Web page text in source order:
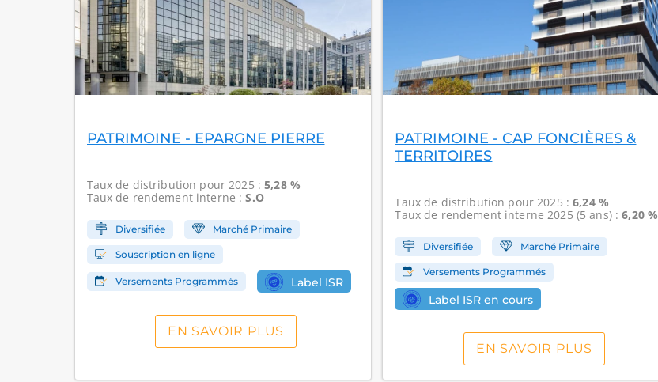
PATRIMOINE - EPARGNE PIERRE
Taux de distribution pour 2025 :5,28 %
Taux de rendement interne :S.O
Diversifiée Marché Primaire
Souscription en ligne
Versements Programmés Label ISR
EN SAVOIR PLUS
PATRIMOINE - CAP FONCIÈRES &
TERRITOIRES
Taux de distribution pour 2025 :6,24 %
Taux de rendement interne2025 (5 ans) :6,20 %
Diversifiée Marché Primaire
Versements Programmés
Label ISR en cours
EN SAVOIR PLUS